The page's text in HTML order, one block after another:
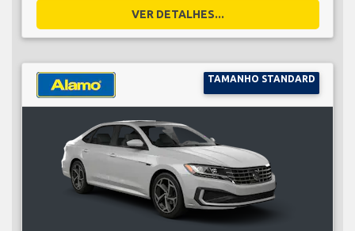
VER DETALHES...
TAMANHO STANDARD